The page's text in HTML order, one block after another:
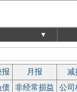
▼
报 月报
减
债 非经常损益 公司